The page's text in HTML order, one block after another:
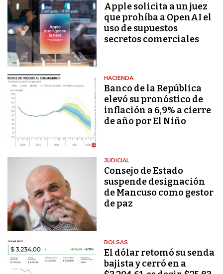
Apple solicita a un juez
que prohíba a OpenAI el
uso de supuestos
secretos comerciales
HACIENDA
Banco de la República
elevó su pronóstico de
inflación a 6,9% a cierre
de año por El Niño
JUDICIAL
Consejo de Estado
suspende designación
de Mancuso como gestor
de paz
BOLSAS
El dólar retomó su senda
bajista y cerró en a